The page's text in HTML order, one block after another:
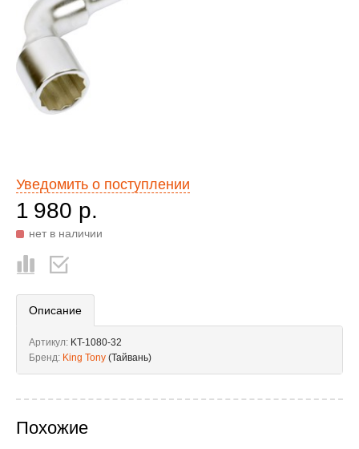
Уведомить о поступлении
1 980 р.
нет в наличии
Описание
Артикул: KT-1080-32
Бренд: King Tony (Тайвань)
Похожие